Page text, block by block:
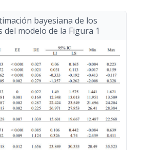
bayesiana de los
modelo de la Figura 1